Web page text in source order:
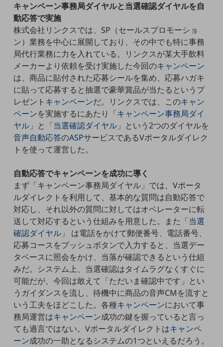
データ利活用
運用管理
業務支援・マーケティング
災害対策・BCP
課題・ニーズで探す
課題・ニーズで探すTOP
コミュニケーション・情報共有
マーケティング
業務効率化
災害対策
職場環境整備
地域共創・地方創生
セキュリティ対策
遠隔監視
顧客体験（CX）改善
自動化・省電化
人材不足解消
業種・業態で探す
業種・業態で探すTOP
キャンペーン事務局ダイヤルと当選確認ダイヤルを自
動応答で実施
株式会社リンクスでは、SP（セールスプロモーショ
ン）業務を中心に展開しており、その中でも特に事務
局代行業務に力を入れている。リンクスが某大手飲料
メーカーより依頼を受け実施した今回のキャンペーン
は、商品に貼付された応募シールを集め、応募ハガキ
に貼って応募すると抽選で豪華賞品が当たるというプ
レゼント キャンペーンだ。リンクスでは、このキャン
ペーンを実施するにあたり「キャンペーン事務局ダイ
ヤル 」と「当選確認ダイヤル 」という2つのダイヤルを
音声自動応答のASPサービスであるVポータルダイレク
トを使って運営した。
自動応答でキャンペーンを成功に導く
まず「キャンペーン事務局ダイヤル」では、Vポータ
ルダイレクトを利用して、基本的な質問は自動応答で
対応し、それ以外の質問に対してはオペレーターに転
送して対応するという仕組みを用意した。また「当選
確認ダイヤル 」 は電話をかけて郵便番号、電話番号、
応募コースをプッシュボタンで入力すると、当選デー
タベースに照会をかけ、当落が確認できるという仕組
みだ。システム上、当選確認はタイムラグなくすぐに
可能だが、今回は敢えて「ただいま確認中です」とい
うガイダンスを流し、待機中に商品の音声CMを流すと
いう工夫をほどこした。各種キャンペーンにおいて事
務局運営はキャンペーン成功の鍵を握っていると言っ
ても過言ではない。Vポータルダイレクトはキャンペ
ーン成功の一助となるシステムの1つといえるだろう。